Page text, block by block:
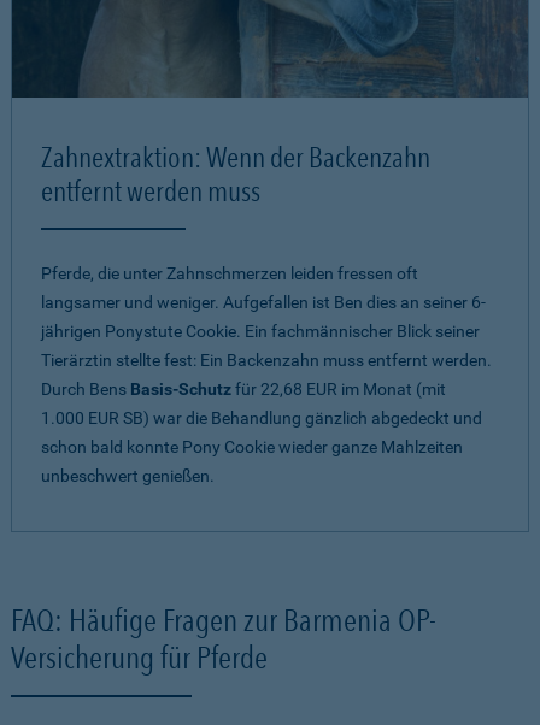
Zahnextraktion: Wenn der Backenzahn
entfernt werden muss
Pferde, die unter Zahnschmerzen leiden fressen oft
langsamer und weniger. Aufgefallen ist Ben dies an seiner 6-
jährigen Ponystute Cookie. Ein fachmännischer Blick seiner
Tierärztin stellte fest: Ein Backenzahn muss entfernt werden.
Durch Bens Basis-Schutzfür 22,68 EUR im Monat (mit
1.000 EUR SB) war die Behandlung gänzlich abgedeckt und
schon bald konnte Pony Cookie wieder ganze Mahlzeiten
unbeschwert genießen.
FAQ: Häufige Fragen zur Barmenia OP-
Versicherung für Pferde